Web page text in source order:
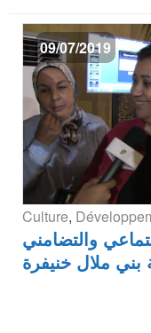
09/07/2019
Culture,
والتضامني
بني ملال خنيفرة